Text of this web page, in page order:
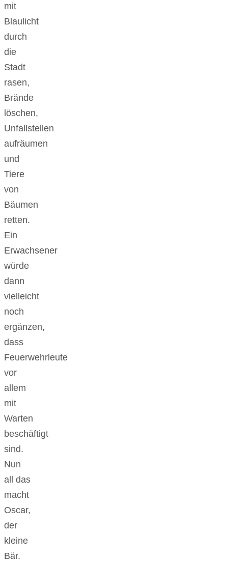
mit
Blaulicht
durch
die
Stadt
rasen,
Brände
löschen,
Unfallstellen
aufräumen
und
Tiere
von
Bäumen
retten.
Ein
Erwachsener
würde
dann
vielleicht
noch
ergänzen,
dass
Feuerwehrleute
vor
allem
mit
Warten
beschäftigt
sind.
Nun
all das
macht
Oscar,
der
kleine
Bär.